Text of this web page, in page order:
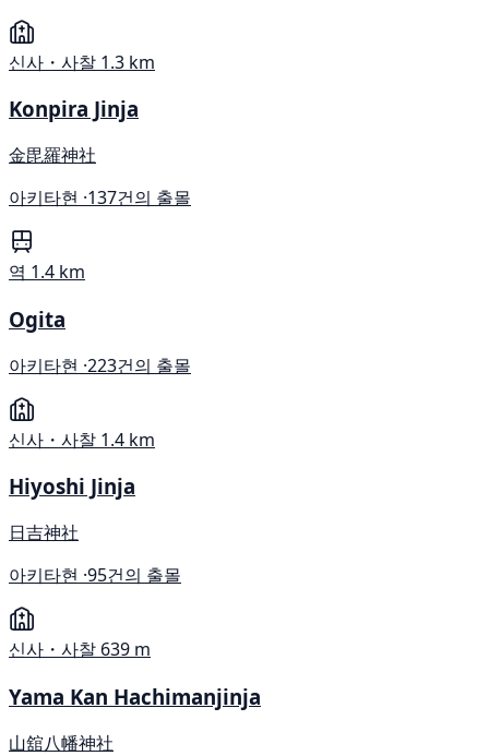
신사・사찰 1.3 km
Konpira Jinja
金毘羅神社
아키타현 ·137건의 출몰
역 1.4 km
Ogita
아키타현 ·223건의 출몰
신사・사찰 1.4 km
Hiyoshi Jinja
日吉神社
아키타현 ·95건의 출몰
신사・사찰 639 m
Yama Kan Hachimanjinja
山舘八幡神社